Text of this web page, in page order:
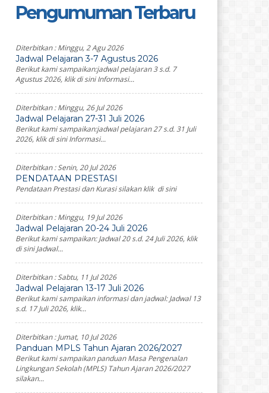
Pengumuman Terbaru
Diterbitkan :Minggu, 2 Agu 2026
Jadwal Pelajaran 3-7 Agustus 2026
Berikut kami sampaikan:jadwal pelajaran 3 s.d. 7
Agustus 2026, klik di sini Informasi...
Diterbitkan :Minggu, 26 Jul 2026
Jadwal Pelajaran 27-31 Juli 2026
Berikut kami sampaikan:jadwal pelajaran 27 s.d. 31 Juli
2026, klik di sini Informasi...
Diterbitkan :Senin, 20 Jul 2026
PENDATAAN PRESTASI
Pendataan Prestasi dan Kurasi silakan klik di sini
Diterbitkan :Minggu, 19 Jul 2026
Jadwal Pelajaran 20-24 Juli 2026
Berikut kami sampaikan: Jadwal 20 s.d. 24 Juli 2026, klik
di sini Jadwal...
Diterbitkan :Sabtu, 11 Jul 2026
Jadwal Pelajaran 13-17 Juli 2026
Berikut kami sampaikan informasi dan jadwal: Jadwal 13
s.d. 17 Juli 2026, klik...
Diterbitkan :Jumat, 10 Jul 2026
Panduan MPLS Tahun Ajaran 2026/2027
Berikut kami sampaikan panduan Masa Pengenalan
Lingkungan Sekolah (MPLS) Tahun Ajaran 2026/2027
silakan...